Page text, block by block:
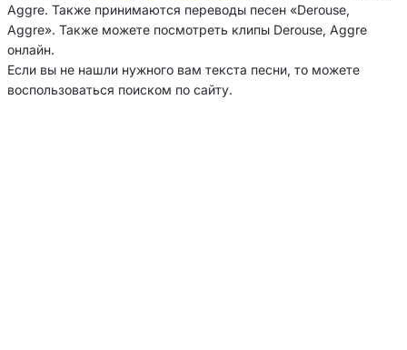
Aggre. Также принимаются переводы песен «Derouse,
Aggre». Также можете посмотреть клипы Derouse, Aggre
онлайн.
Если вы не нашли нужного вам текста песни, то можете
воспользоваться поиском по сайту.